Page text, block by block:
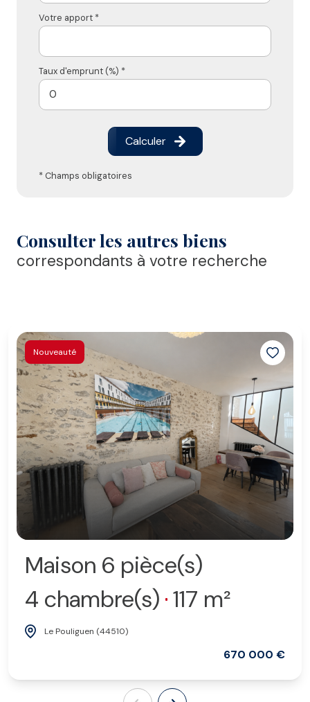
Votre apport *
Taux d'emprunt (%) *
Calculer
* Champs obligatoires
Consulter les autres biens
correspondants à votre recherche
Nouveauté
Maison 6 pièce(s)
4 chambre(s) 117 m²
Le Pouliguen (44510)
670 000 €